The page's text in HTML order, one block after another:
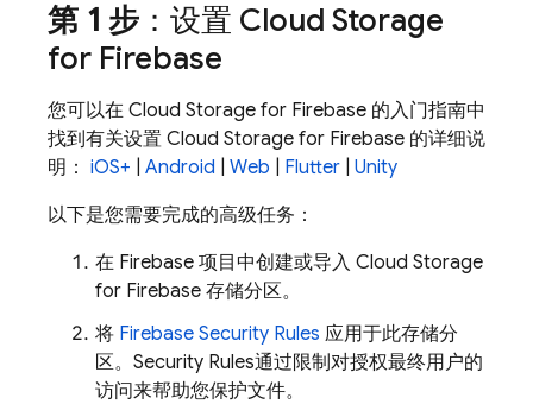
第 1 步 ：设置 Cloud Storage
for Firebase
您可以在 Cloud Storage for Firebase 的入门指南中
找到有关设置 Cloud Storage for Firebase 的详细说
明： iOS+ Android Web Flutter Unity
以下是您需要完成的高级任务：
在 Firebase 项目中创建或导入 Cloud Storage
for Firebase 存储分区。
将 Firebase Security Rules 应用于此存储分
区。 Security Rules通过限制对授权最终用户的
访问来帮助您保护文件。